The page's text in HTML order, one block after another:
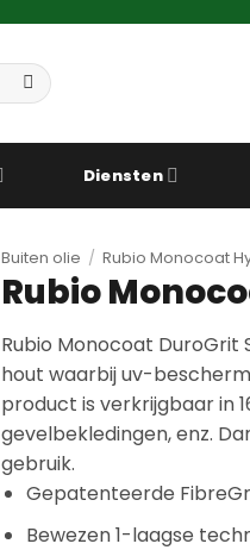
Diensten
Buiten olie / Rubio Monocoat
Rubio
Rubio Monocoat
hout waarbij uv-
product is verkrijgbaar in
gevelbekledingen, enz.
gebruik.
Gepatenteerde
Bewezen 1-laagse